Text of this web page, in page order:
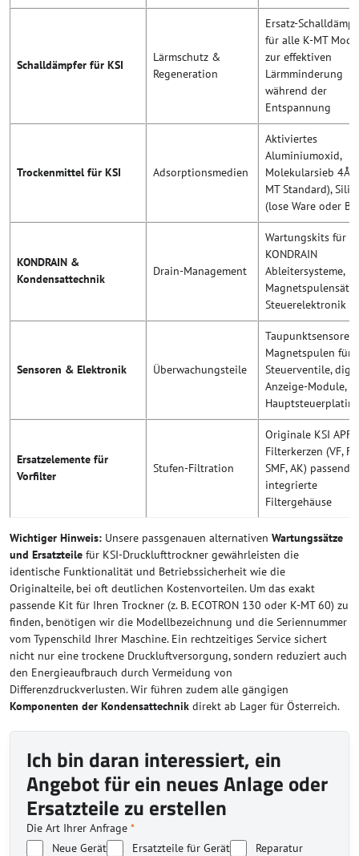
Schalldämpfer für KSI
Lärmschutz &
Regeneration
Ersatz-
für alle K-MT
zur effektiven
Lärmminderung
während der
Entspannung
Trockenmittel für KSI Adsorptionsmedien
Aktiviertes
Aluminiumoxid,
Molekularsieb 4Å
MT Standard),
(lose Ware oder
KONDRAIN &
Kondensattechnik
Drain-Management
Wartungskits für
KONDRAIN
Ableitersysteme,
Steuerelektronik
Sensoren & Elektronik Überwachungsteile
Taupunktsensoren,
Magnetspulen für
Steuerventile,
Anzeige-Module,
Ersatzelemente für
Vorfilter
Stufen-Filtration
Originale KSI APF-
Filterkerzen (VF,
SMF, AK) passend
integrierte
Filtergehäuse
Wichtiger Hinweis: Unsere passgenauen alternativen Wartungssätze
und Ersatzteile für KSI-Drucklufttrockner gewährleisten die
identische Funktionalität und Betriebssicherheit wie die
Originalteile, bei oft deutlichen Kostenvorteilen. Um das exakt
passende Kit für Ihren Trockner (z. B. ECOTRON 130 oder K-MT 60) zu
finden, benötigen wir die Modellbezeichnung und die Seriennummer
vom Typenschild Ihrer Maschine. Ein rechtzeitiges Service sichert
nicht nur eine trockene Druckluftversorgung, sondern reduziert auch
den Energieaufbrauch durch Vermeidung von
Differenzdruckverlusten. Wir führen zudem alle gängigen
Komponenten der Kondensattechnik direkt ab Lager für Österreich.
Ich bin daran interessiert, ein
Angebot für ein neues Anlage oder
Ersatzteile zu erstellen
Die Art Ihrer Anfrage *
Neue Gerät
Ersatzteile für Gerät
Reparatur